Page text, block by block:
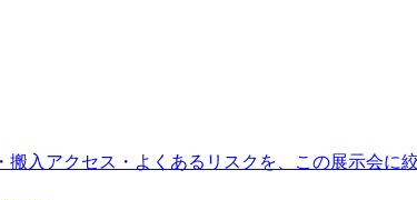
入アクセス・よくあるリスクを、この展示会に